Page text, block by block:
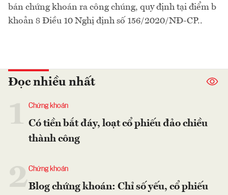
bán chứng khoán ra công chúng, quy định tại điểm b
khoản 8 Điều 10 Nghị định số 156/2020/NĐ-CP..
Đọc nhiều nhất
Chứng khoán
Có tiền bắt đáy, loạt cổ phiếu đảo chiều
thành công
2Chứng khoán
Blog chứng khoán: Chỉ số yếu, cổ phiếu